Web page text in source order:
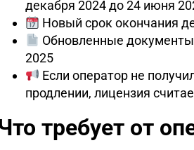
декабря 2024 до 24 июня
Новый срок окончания
Обновленные
2025
Если оператор не
продлении, лицензия
требует от